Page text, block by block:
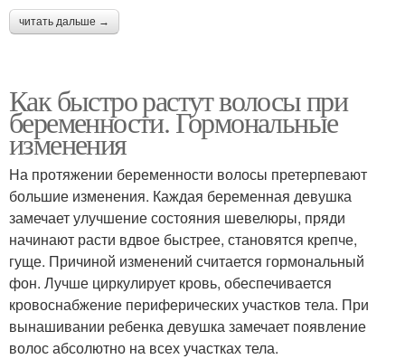
читать дальше →
Как быстро растут волосы при
беременности. Гормональные
изменения
На протяжении беременности волосы претерпевают
большие изменения. Каждая беременная девушка
замечает улучшение состояния шевелюры, пряди
начинают расти вдвое быстрее, становятся крепче,
гуще. Причиной изменений считается гормональный
фон. Лучше циркулирует кровь, обеспечивается
кровоснабжение периферических участков тела. При
вынашивании ребенка девушка замечает появление
волос абсолютно на всех участках тела.